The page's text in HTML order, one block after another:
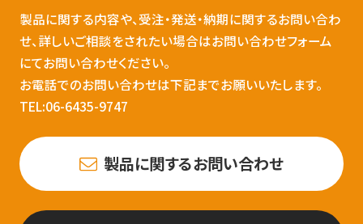
製品に関する内容や、受注・発送・納期に関するお問い合わ
せ、詳しいご相談をされたい場合はお問い合わせフォーム
にてお問い合わせください。
お電話でのお問い合わせは下記までお願いいたします。
TEL:06-6435-9747
製品に関するお問い合わせ